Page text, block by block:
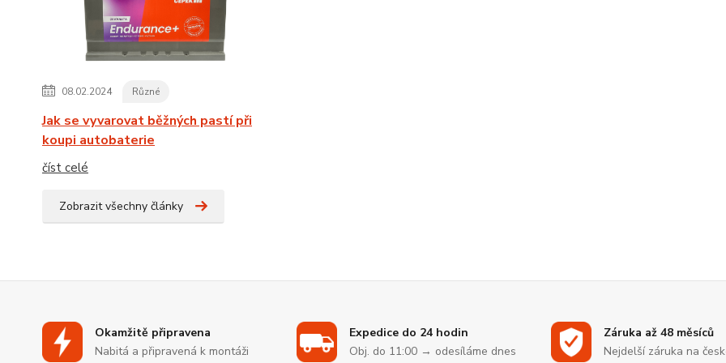
08.02.2024 Různé
Jak se vyvarovat běžných pastí při
koupi autobaterie
číst celé
Zobrazit všechny články
Okamžitě připravena
Nabitá a připravená k montáži
Expedice do 24 hodin
Obj. do 11:00 → odesíláme dnes
Záruka až 48 měsíců
Nejdelší záruka na